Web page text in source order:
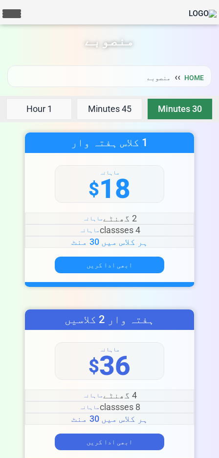
منصوبے
HOME منصوبے
30 Minutes
45 Minutes
1 Hour
1 کلاس ہفتہ وار
ماہانہ
18
$
2 گھنٹے ماہانہ
4 classses ماہانہ
ہر کلاس میں 30 منٹ
ابھی ادا کریں
ہفتہ وار 2 کلاسیں
ماہانہ
36
$
4 گھنٹے ماہانہ
8 classses ماہانہ
ہر کلاس میں 30 منٹ
ابھی ادا کریں
We Reply immediately